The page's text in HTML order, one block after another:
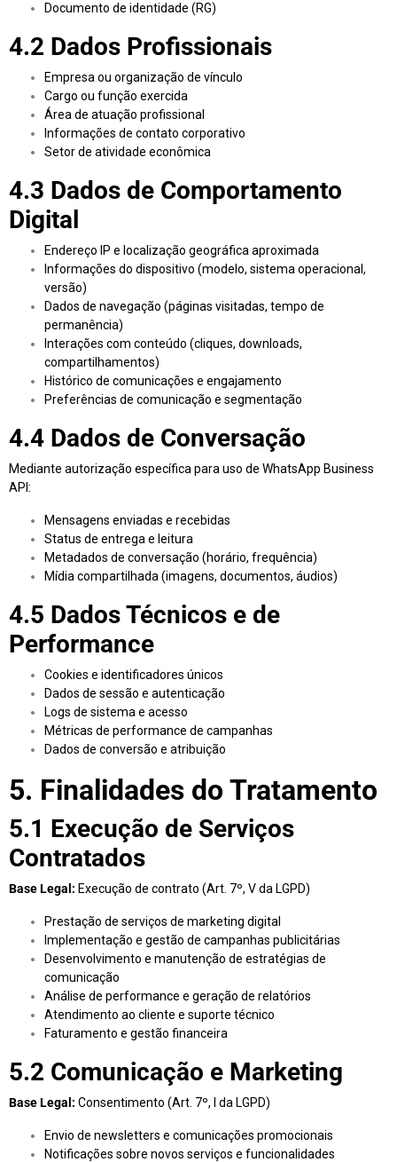
Documento de identidade (RG)
4.2 Dados Profissionais
Empresa ou organização de vínculo
Cargo ou função exercida
Área de atuação profissional
Informações de contato corporativo
Setor de atividade econômica
4.3 Dados de Comportamento
Digital
Endereço IP e localização geográfica aproximada
Informações do dispositivo (modelo, sistema operacional,
versão)
Dados de navegação (páginas visitadas, tempo de
permanência)
Interações com conteúdo (cliques, downloads,
compartilhamentos)
Histórico de comunicações e engajamento
Preferências de comunicação e segmentação
4.4 Dados de Conversação
Mediante autorização específica para uso de WhatsApp Business
API:
Mensagens enviadas e recebidas
Status de entrega e leitura
Metadados de conversação (horário, frequência)
Mídia compartilhada (imagens, documentos, áudios)
4.5 Dados Técnicos e de
Performance
Cookies e identificadores únicos
Dados de sessão e autenticação
Logs de sistema e acesso
Métricas de performance de campanhas
Dados de conversão e atribuição
5. Finalidades do Tratamento
5.1 Execução de Serviços
Contratados
Base Legal: Execução de contrato (Art. 7º, V da LGPD)
Prestação de serviços de marketing digital
Implementação e gestão de campanhas publicitárias
Desenvolvimento e manutenção de estratégias de
comunicação
Análise de performance e geração de relatórios
Atendimento ao cliente e suporte técnico
Faturamento e gestão financeira
5.2 Comunicação e Marketing
Base Legal: Consentimento (Art. 7º, I da LGPD)
Envio de newsletters e comunicações promocionais
Notificações sobre novos serviços e funcionalidades